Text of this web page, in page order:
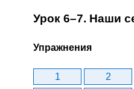
Урок 6–7. Наши
Упражнения
1 2